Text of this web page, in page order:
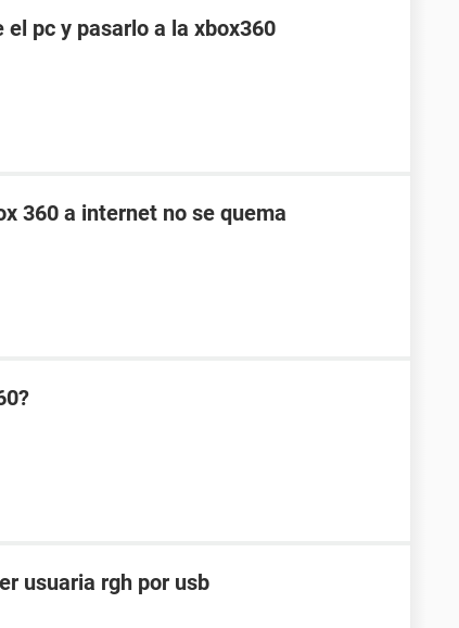
pc y pasarlo a la xbox360
360 a internet no se quema
usuaria rgh por usb